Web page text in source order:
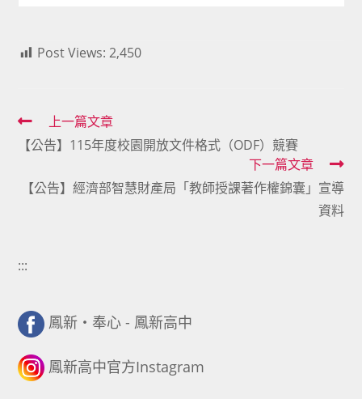
Post Views: 2,450
Read
more
articles
上一篇文章
【公告】115年度校園開放文件格式（ODF）競賽
下一篇文章
【公告】經濟部智慧財產局「教師授課著作權錦囊」宣導
資料
:::
鳳新・奉心 - 鳳新高中
鳳新高中官方Instagram